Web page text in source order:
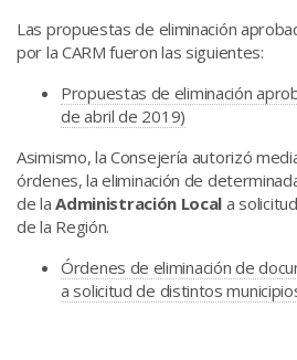
Las propuestas de eliminación
por la CARM fueron las siguientes:
Propuestas de eliminación
de abril de 2019)
Asimismo, la Consejería autorizó
órdenes, la eliminación de
de la Administración Local a
de la Región.
Órdenes de eliminación de
a solicitud de distintos